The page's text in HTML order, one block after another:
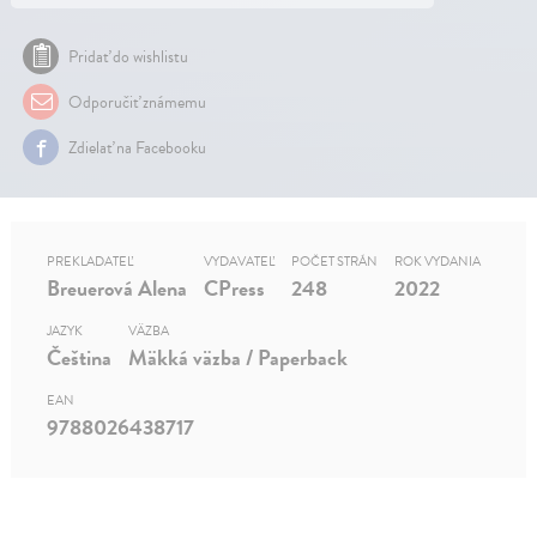
Pridať do wishlistu
Odporučiť známemu
Zdielať na Facebooku
PREKLADATEĽ
Breuerová Alena
VYDAVATEĽ
CPress
POČET STRÁN
248
ROK VYDANIA
2022
JAZYK
Čeština
VÄZBA
Mäkká väzba / Paperback
EAN
9788026438717